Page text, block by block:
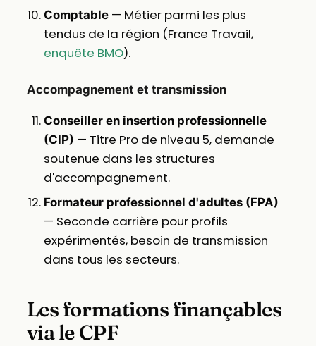
Comptable— Métier parmi les plus
tendus de la région (France Travail,
enquête BMO).
Accompagnement et transmission
Conseiller en insertion professionnelle
(CIP) — Titre Pro de niveau 5, demande
soutenue dans les structures
d'accompagnement.
Formateur professionnel d'adultes (FPA)
— Seconde carrière pour profils
expérimentés, besoin de transmission
dans tous les secteurs.
Les formations finançables
via le CPF